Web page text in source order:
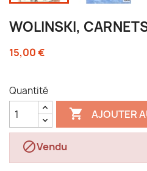
WOLINSKI,
15,00 €
Quantité
 AJOUTER
Vendu